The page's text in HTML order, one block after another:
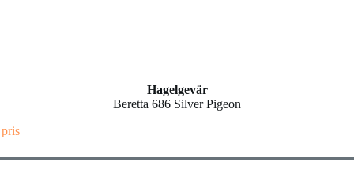
Hagelgevär
Beretta 686 Silver Pigeon